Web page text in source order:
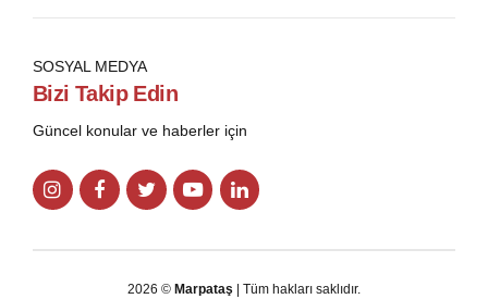
SOSYAL MEDYA
Bizi Takip Edin
Güncel konular ve haberler için
2026 © Marpataş | Tüm hakları saklıdır.